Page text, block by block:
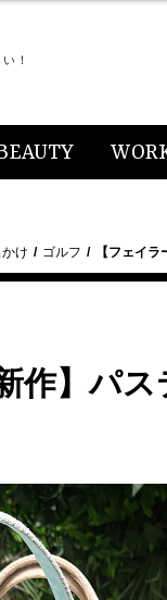
！
け ゴルフ 【フェイ
作】パ